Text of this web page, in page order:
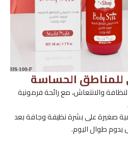
الحساسة
والانتعاش، مع رائحة فرمونية
صغيرة على بشرة نظيفة وجافة بعد
يدوم طوال اليوم.